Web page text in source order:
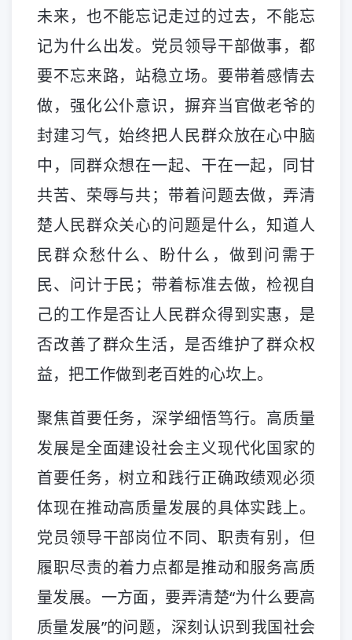
未来，也不能忘记走过的过去，不能忘
记为什么出发。党员领导干部做事，都
要不忘来路，站稳立场。要带着感情去
做，强化公仆意识，摒弃当官做老爷的
封建习气，始终把人民群众放在心中脑
中，同群众想在一起、干在一起，同甘
共苦、荣辱与共；带着问题去做，弄清
楚人民群众关心的问题是什么，知道人
民群众愁什么、盼什么，做到问需于
民、问计于民；带着标准去做，检视自
己的工作是否让人民群众得到实惠，是
否改善了群众生活，是否维护了群众权
益，把工作做到老百姓的心坎上。
聚焦首要任务，深学细悟笃行。高质量
发展是全面建设社会主义现代化国家的
首要任务，树立和践行正确政绩观必须
体现在推动高质量发展的具体实践上。
党员领导干部岗位不同、职责有别，但
履职尽责的着力点都是推动和服务高质
量发展。一方面，要弄清楚“为什么要高
质量发展”的问题，深刻认识到我国社会